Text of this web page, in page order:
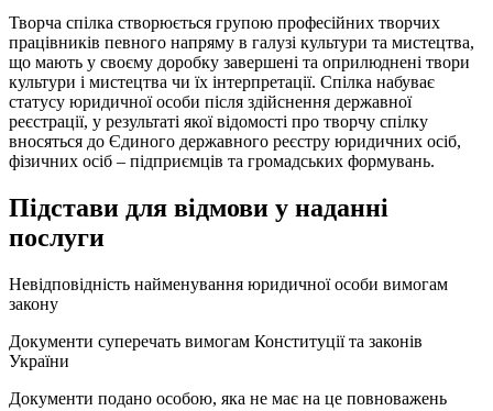
Творча спілка створюється групою професійних творчих
працівників певного напряму в галузі культури та мистецтва,
що мають у своєму доробку завершені та оприлюднені твори
культури і мистецтва чи їх інтерпретації. Спілка набуває
статусу юридичної особи після здійснення державної
реєстрації, у результаті якої відомості про творчу спілку
вносяться до Єдиного державного реєстру юридичних осіб,
фізичних осіб – підприємців та громадських формувань.
Підстави для відмови у наданні
послуги
Невідповідність найменування юридичної особи вимогам
закону
Документи суперечать вимогам Конституції та законів
України
Документи подано особою, яка не має на це повноважень